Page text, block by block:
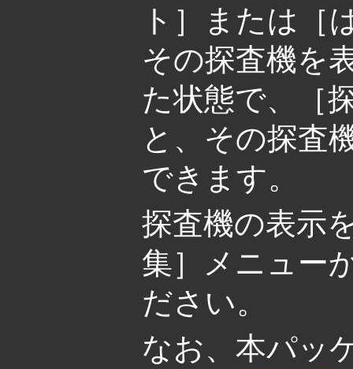
ト］または［
その探査機を
た状態で、［
と、その探査
できます。
探査機の表示
集］メニュー
ださい。
なお、本パッ